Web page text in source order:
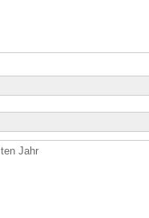
Jahr